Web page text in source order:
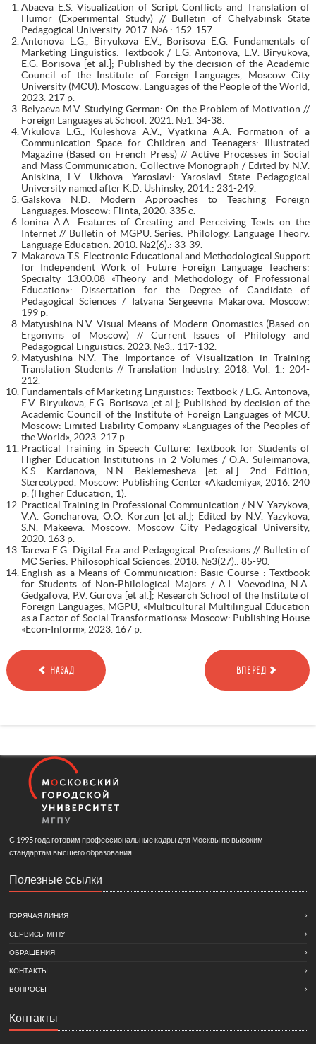
Abaeva E.S. Visualization of Script Conflicts and Translation of
Humor (Experimental Study) // Bulletin of Chelyabinsk State
Pedagogical University. 2017. №6.: 152-157.
Antonova L.G., Biryukova E.V., Borisova E.G. Fundamentals of
Marketing Linguistics: Textbook / L.G. Antonova, E.V. Biryukova,
E.G. Borisova [et al.]; Published by the decision of the Academic
Council of the Institute of Foreign Languages, Moscow City
University (MСU). Moscow: Languages of the People of the World,
2023. 217 p.
Belyaeva M.V. Studying German: On the Problem of Motivation //
Foreign Languages at School. 2021. №1. 34-38.
Vikulova L.G., Kuleshova A.V., Vyatkina A.A. Formation of a
Communication Space for Children and Teenagers: Illustrated
Magazine (Based on French Press) // Active Processes in Social
and Mass Communication: Collective Monograph / Edited by N.V.
Aniskina, L.V. Ukhova. Yaroslavl: Yaroslavl State Pedagogical
University named after K.D. Ushinsky, 2014.: 231-249.
Galskova N.D. Modern Approaches to Teaching Foreign
Languages. Moscow: Flinta, 2020. 335 с.
Ionina A.A. Features of Creating and Perceiving Texts on the
Internet // Bulletin of MGPU. Series: Philology. Language Theory.
Language Education. 2010. №2(6).: 33-39.
Makarova T.S. Electronic Educational and Methodological Support
for Independent Work of Future Foreign Language Teachers:
Specialty 13.00.08 «Theory and Methodology of Professional
Education»: Dissertation for the Degree of Candidate of
Pedagogical Sciences / Tatyana Sergeevna Makarova. Moscow:
199 p.
Matyushina N.V. Visual Means of Modern Onomastics (Based on
Ergonyms of Moscow) // Current Issues of Philology and
Pedagogical Linguistics. 2023. №3.: 117-132.
Matyushina N.V. The Importance of Visualization in Training
Translation Students // Translation Industry. 2018. Vol. 1.: 204-
212.
Fundamentals of Marketing Linguistics: Textbook / L.G. Antonova,
E.V. Biryukova, E.G. Borisova [et al.]; Published by decision of the
Academic Council of the Institute of Foreign Languages of MCU.
Moscow: Limited Liability Company «Languages of the Peoples of
the World», 2023. 217 p.
Practical Training in Speech Culture: Textbook for Students of
Higher Education Institutions in 2 Volumes / O.A. Suleimanova,
K.S. Kardanova, N.N. Beklemesheva [et al.]. 2nd Edition,
Stereotyped. Moscow: Publishing Center «Akademiya», 2016. 240
p. (Higher Education; 1).
Practical Training in Professional Communication / N.V. Yazykova,
V.A. Goncharova, O.O. Korzun [et al.]; Edited by N.V. Yazykova,
S.N. Makeeva. Moscow: Moscow City Pedagogical University,
2020. 163 p.
Tareva E.G. Digital Era and Pedagogical Professions // Bulletin of
MС Series: Philosophical Sciences. 2018. №3(27).: 85-90.
English as a Means of Communication: Basic Course : Textbook
for Students of Non-Philological Majors / A.I. Voevodina, N.A.
Gedgafova, P.V. Gurova [et al.]; Research School of the Institute of
Foreign Languages, MGPU, «Multicultural Multilingual Education
as a Factor of Social Transformations». Moscow: Publishing House
«Econ-Inform», 2023. 167 p.
НАЗАД ВПЕРЕД
С 1995 года готовим профессиональные кадры для Москвы по высоким
стандартам высшего образования.
Полезные ссылки
ГОРЯЧАЯ ЛИНИЯ
СЕРВИСЫ МГПУ
ОБРАЩЕНИЯ
КОНТАКТЫ
ВОПРОСЫ
Контакты